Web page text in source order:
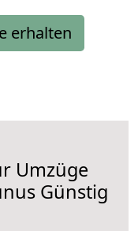
erhalten
Umzüge
Günstig